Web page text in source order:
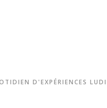
D'EXPÉRIENCES